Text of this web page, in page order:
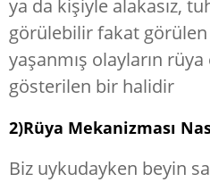
ya da kişiyle alakasız,
görülebilir fakat görülen
yaşanmış olayların rüya
gösterilen bir halidir
2)Rüya Mekanizması
Biz uykudayken beyin